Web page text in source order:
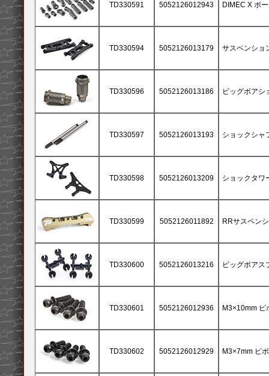
TD330591 5052126012943 DIMEC X ボ
TD330594 5052126013179 サスペンショ
TD330596 5052126013186 ビッグボアシ
TD330597 5052126013193 ショックシャ
TD330598 5052126013209 ショックタワ
TD330599 5052126011892 RRサスペン
TD330600 5052126013216 ビッグボアス
TD330601 5052126012936 M3×10mm ピ
TD330602 5052126012929 M3×7mm ピ